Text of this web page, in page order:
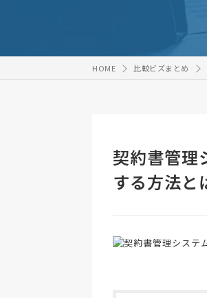
HOME 比較ビズまとめ
契約書管理
する方法と